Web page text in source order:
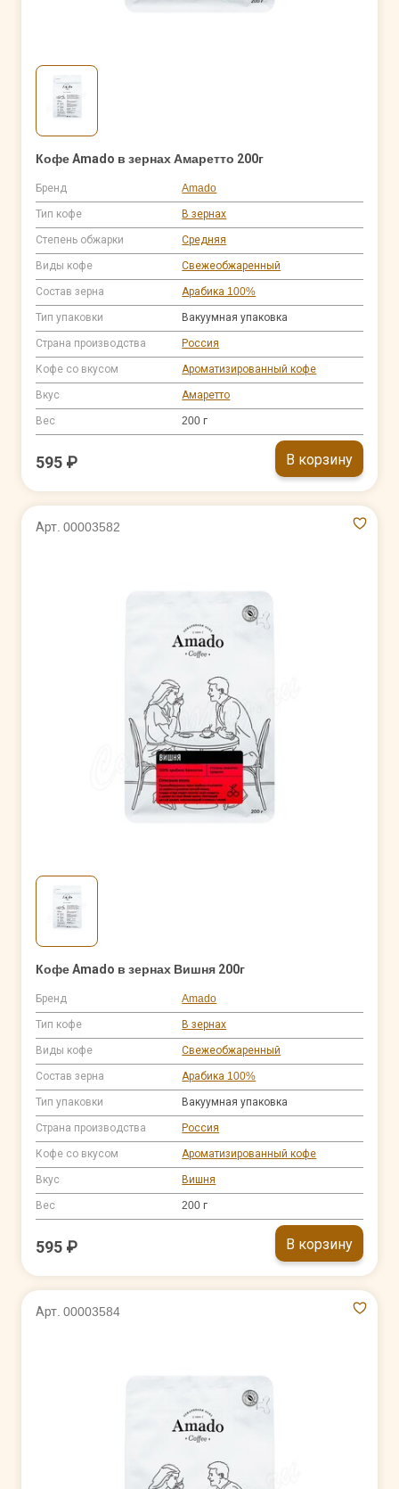
Кофе Amado в зернах Амаретто 200г
Бренд Amado
Тип кофе В зернах
Степень обжарки Средняя
Виды кофе Свежеобжаренный
Состав зерна Арабика 100%
Тип упаковки Вакуумная упаковка
Страна производства Россия
Кофе со вкусом Ароматизированный кофе
Вкус Амаретто
Вес 200 г
595 ₽ В корзину
Арт. 00003582
Кофе Amado в зернах Вишня 200г
Бренд Amado
Тип кофе В зернах
Виды кофе Свежеобжаренный
Состав зерна Арабика 100%
Тип упаковки Вакуумная упаковка
Страна производства Россия
Кофе со вкусом Ароматизированный кофе
Вкус Вишня
Вес 200 г
595 ₽ В корзину
Арт. 00003584